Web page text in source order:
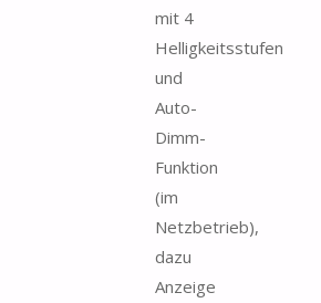
mit 4
Helligkeitsstufen
und
Auto-
Dimm-
Funktion
(im
Netzbetrieb),
dazu
Anzeige